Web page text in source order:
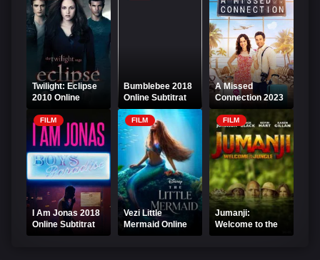
Twilight: Eclipse
2010 Online
Amurg Eclipsa
Bumblebee 2018
Online Subtitrat
A Missed
Connection 2023
Online Subtitrat –
Drama iubirii
FILM
I Am Jonas 2018
Online Subtitrat
FILM
Vezi Little
Mermaid Online
Subtitrat
FILM
Jumanji:
Welcome to the
Jungle (2017)